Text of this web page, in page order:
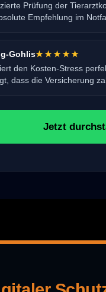
Prüfung der
Empfehlung im
Gohlis★★★★★
den Kosten-Stress
dass die Versicherung
Jetzt